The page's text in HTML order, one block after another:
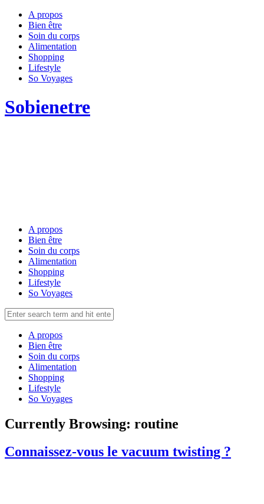
A propos
Bien être
Soin du corps
Alimentation
Shopping
Lifestyle
So Voyages
Sobienetre
A propos
Bien être
Soin du corps
Alimentation
Shopping
Lifestyle
So Voyages
A propos
Bien être
Soin du corps
Alimentation
Shopping
Lifestyle
So Voyages
Currently Browsing: routine
Connaissez-vous le vacuum twisting ?